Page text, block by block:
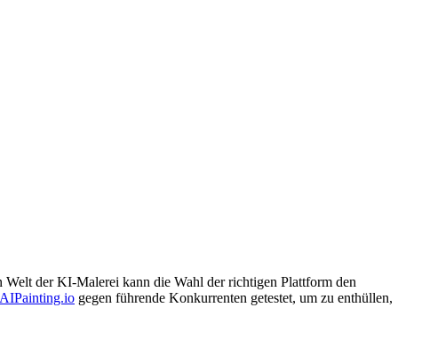
Welt der KI-Malerei kann die Wahl der richtigen Plattform den
AIPainting.io gegen führende Konkurrenten getestet, um zu enthüllen,